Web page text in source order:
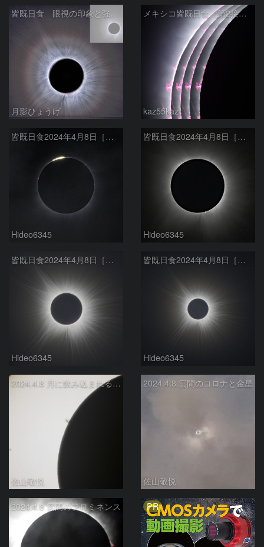
皆既日食 眼視の印象と強調 2024/04/09
月影ひょうげ
メキシコ皆既日食 第2接触時
kaz55kaz
皆既日食2024年4月8日［第２接触時のダイヤモンドリング］
Hideo6345
皆既日食2024年4月8日［内部コロナとプロミネンス］
Hideo6345
皆既日食2024年4月8日［外部コロナ f600mm］
Hideo6345
皆既日食2024年4月8日［外部コロナ f400mm］
Hideo6345
2024.4.8 月に飲み込まれる黒点
佐山敬悦
2024.4.8 雲間のコロナと金星
佐山敬悦
2024.4.8 雲間のプロミネンス PR